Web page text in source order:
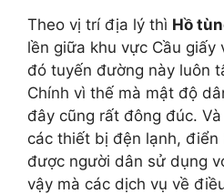
Theo vị trí địa lý thì Hồ
lền giữa khu vực Cầu giấy
đó tuyến đường này luôn
Chính vì thế mà mật độ
đây cũng rất đông đúc.
các thiết bị đện lạnh, điển
được người dân sử dụng
vậy mà các dịch vụ về